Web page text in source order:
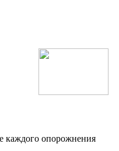
каждого опорожнения